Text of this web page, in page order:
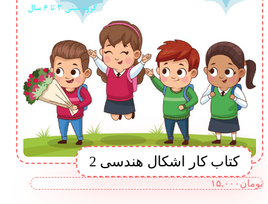
کتاب کار اشکال هندسی 2
تومان ۱۵,۰۰۰